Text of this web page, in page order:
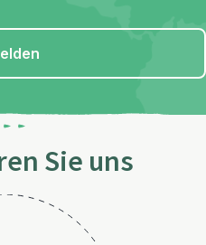
Sie uns